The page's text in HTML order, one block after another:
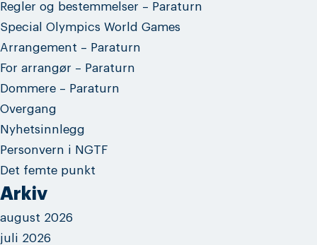
Regler og bestemmelser – Paraturn
Special Olympics World Games
Arrangement – Paraturn
For arrangør – Paraturn
Dommere – Paraturn
Overgang
Nyhetsinnlegg
Personvern i NGTF
Det femte punkt
Arkiv
august 2026
juli 2026